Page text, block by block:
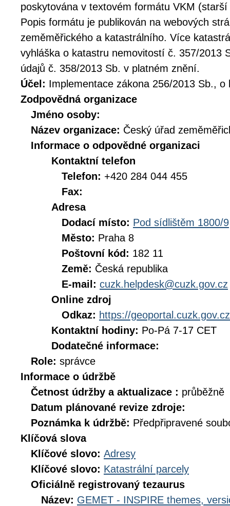
poskytována v textovém formátu VKM
Popis formátu je publikován na webových
zeměměřického a katastrálního. Více
vyhláška o katastru nemovitostí č. 357/2013
údajů č. 358/2013 Sb. v platném znění.
Účel: Implementace zákona 256/2013 Sb.,
Zodpovědná organizace
Jméno osoby:
Název organizace: Český úřad
Informace o odpovědné organizaci
Kontaktní telefon
Telefon: +420 284 044 455
Fax:
Adresa
Dodací místo: Pod sídlištěm 1800/9
Město: Praha 8
Poštovní kód: 182 11
Země: Česká republika
E-mail: cuzk.helpdesk@cuzk.gov.cz
Online zdroj
Odkaz: https://geoportal.cuzk.gov.cz
Kontaktní hodiny: Po-Pá 7-17 CET
Dodatečné informace:
Role: správce
Informace o údržbě
Četnost údržby a aktualizace : průběžně
Datum plánované revize zdroje:
Poznámka k údržbě: Předpřipravené
Klíčová slova
Klíčové slovo: Adresy
Klíčové slovo: Katastrální parcely
Oficiálně registrovaný tezaurus
Název: GEMET - INSPIRE themes,